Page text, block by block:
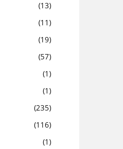
13
11
19
57
1
1
235
116
1